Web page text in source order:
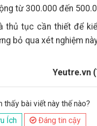
từ 300.000 đến
thủ tục cần thiết để
bỏ qua xét nghiệm
Yeutre.vn
thấy bài viết này thế nào?
Ích
Đáng tin cậy